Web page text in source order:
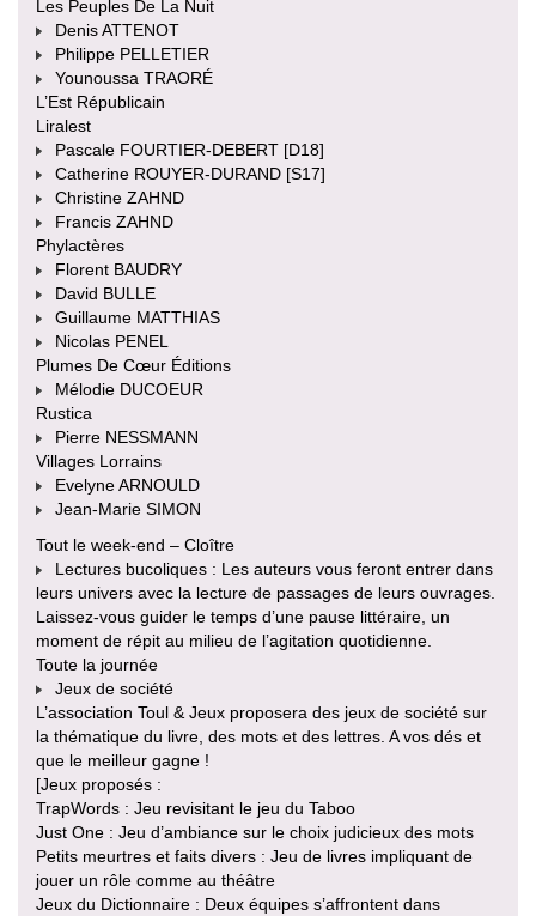
Les Peuples De La Nuit
Denis ATTENOT
Philippe PELLETIER
Younoussa TRAORÉ
L’Est Républicain
Liralest
Pascale FOURTIER-DEBERT [D18]
Catherine ROUYER-DURAND [S17]
Christine ZAHND
Francis ZAHND
Phylactères
Florent BAUDRY
David BULLE
Guillaume MATTHIAS
Nicolas PENEL
Plumes De Cœur Éditions
Mélodie DUCOEUR
Rustica
Pierre NESSMANN
Villages Lorrains
Evelyne ARNOULD
Jean-Marie SIMON
Tout le week-end – Cloître
Lectures bucoliques : Les auteurs vous feront entrer dans
leurs univers avec la lecture de passages de leurs ouvrages.
Laissez-vous guider le temps d’une pause littéraire, un
moment de répit au milieu de l’agitation quotidienne.
Toute la journée
Jeux de société
L’association Toul & Jeux proposera des jeux de société sur
la thématique du livre, des mots et des lettres. A vos dés et
que le meilleur gagne !
[Jeux proposés :
TrapWords : Jeu revisitant le jeu du Taboo
Just One : Jeu d’ambiance sur le choix judicieux des mots
Petits meurtres et faits divers : Jeu de livres impliquant de
jouer un rôle comme au théâtre
Jeux du Dictionnaire : Deux équipes s’affrontent dans